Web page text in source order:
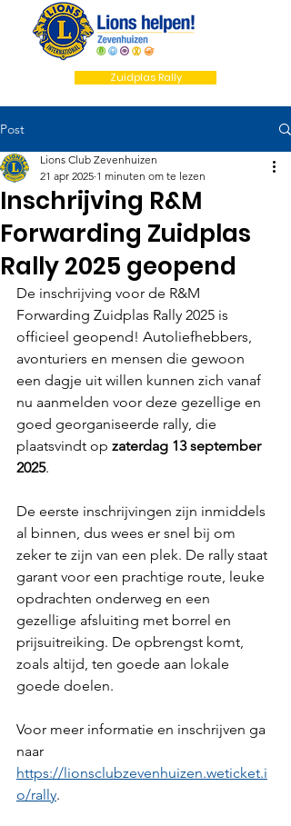
Zuidplas Rally
Post
Inschrijving R&M
Forwarding Zuidplas
Rally 2025 geopend
Lions Club Zevenhuizen
21 apr 2025 1 minuten om te lezen
De inschrijving voor de R&M
Forwarding Zuidplas Rally 2025 is
officieel geopend! Autoliefhebbers,
avonturiers en mensen die gewoon
een dagje uit willen kunnen zich vanaf
nu aanmelden voor deze gezellige en
goed georganiseerde rally, die
plaatsvindt op zaterdag 13 september
2025.
De eerste inschrijvingen zijn inmiddels
al binnen, dus wees er snel bij om
zeker te zijn van een plek. De rally staat
garant voor een prachtige route, leuke
opdrachten onderweg en een
gezellige afsluiting met borrel en
prijsuitreiking. De opbrengst komt,
zoals altijd, ten goede aan lokale
goede doelen.
Voor meer informatie en inschrijven ga
naar
https://lionsclubzevenhuizen.weticket.i
o/rally.